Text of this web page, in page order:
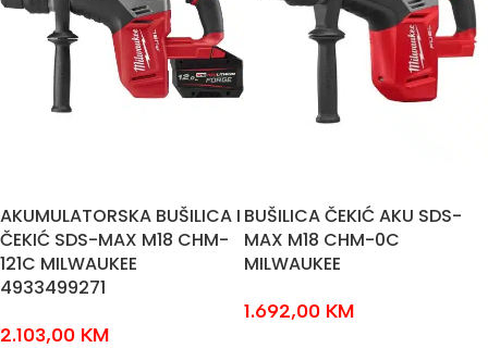
AKUMULATORSKA BUŠILICA I
ČEKIĆ SDS-MAX M18 CHM-
121C MILWAUKEE
4933499271
2.103,00 KM
BUŠILICA ČEKIĆ AKU SDS-
MAX M18 CHM-0C
MILWAUKEE
1.692,00 KM